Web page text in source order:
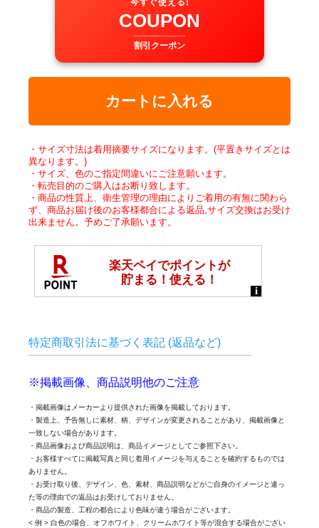
今すぐ使える!
COUPON
割引クーポン
カートに入れる
・サイズ寸法は着用摘要サイズになります。(平置きサイズとは
異なります。)
・サイズ、色のご指定間違いにご注意願います。
・転売目的のご購入はお断り致します。
・商品の性質上、衛生管理の理由によりご着用の有無に関わら
ず、商品お届け後のお客様都合による返品,サイズ交換はお受け
出来ません。予めご了承願います。
特定商取引法に基づく表記 (返品など)
※掲載画像、商品説明他のご注意
・掲載画像はメーカーより提供された画像を掲載しております。
・製造上、予告無しに素材、柄、デザインが変更されることがあり、掲載画像と
一致しない場合があります。
・商品画像および商品説明は、商品イメージとしてご参照下さい。
・お客様すべてに掲載写真と同じ着用イメージを与えることを確約するものでは
ありません。
・お受け取り後、デザイン、色、素材、商品説明などがご自身のイメージと違っ
た等の理由での返品はお受けしておりません。
・商品の製造、工程の都合により色味が違う場合がございます。
< 例 > 白色の場合、オフホワイト、クリームホワイト等が混合する場合がござい